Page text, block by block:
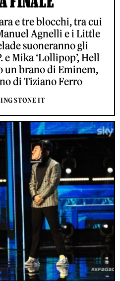
e tre blocchi, tra cui
Agnelli e i Little
suoneranno gli
Mika ‘Lollipop’, Hell
un brano di Eminem,
di Tiziano Ferro
STONE IT